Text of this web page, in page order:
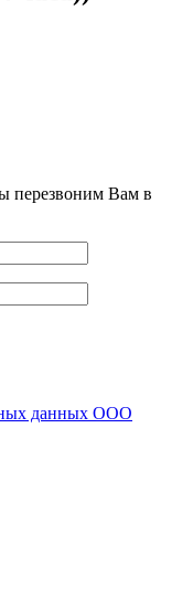
перезвоним Вам в
данных ООО